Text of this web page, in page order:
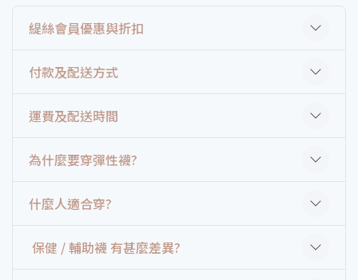
緹絲會員優惠與折扣
付款及配送方式
運費及配送時間
為什麼要穿彈性襪?
什麼人適合穿?
保健 / 輔助襪 有甚麼差異?